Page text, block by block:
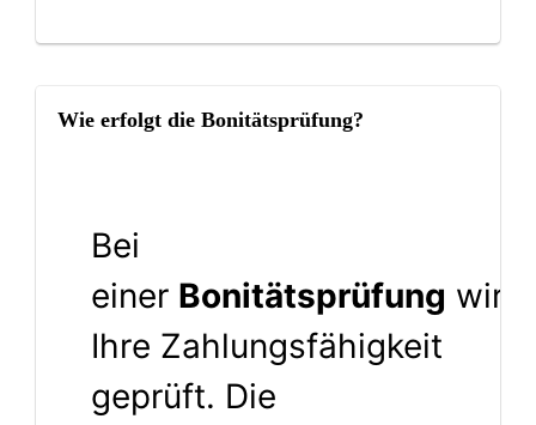
Wie erfolgt die Bonitätsprüfung?
Bei
einer Bonitätsprüfung wird
Ihre Zahlungsfähigkeit
geprüft. Die